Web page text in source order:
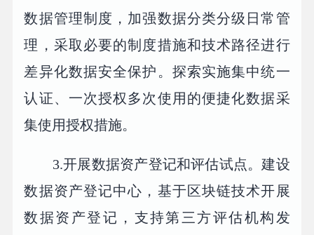
数据管理制度，加强数据分类分级日常管
理，采取必要的制度措施和技术路径进行
差异化数据安全保护。探索实施集中统一
认证、一次授权多次使用的便捷化数据采
集使用授权措施。
3.开展数据资产登记和评估试点。建设
数据资产登记中心，基于区块链技术开展
数据资产登记，支持第三方评估机构发